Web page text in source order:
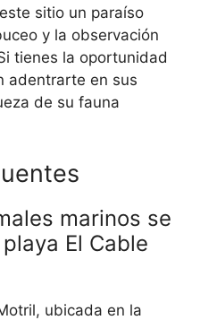
sitio un paraíso
y la observación
tienes la oportunidad
adentrarte en sus
de su fauna
marinos se
El Cable
ubicada en la